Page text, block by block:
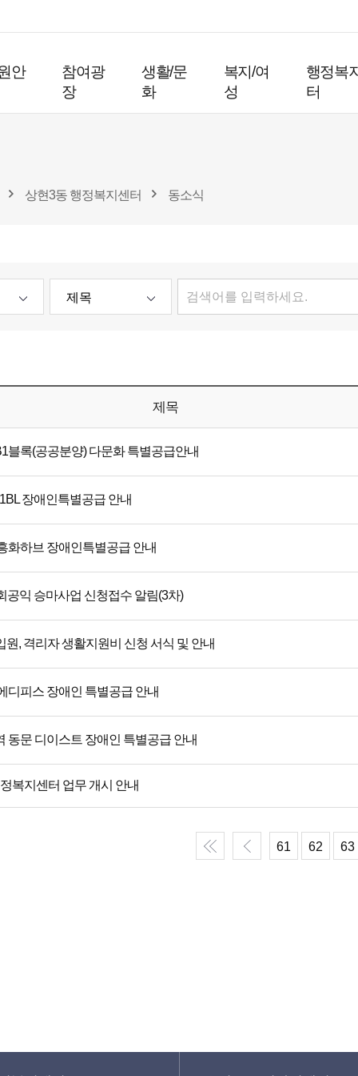
안
참여광
장
생활/문
화
복지/여
성
행정복
터
상현3동 행정복지센터 동소식
제목
블록(공공분양) 다문화 특별공급안내
장애인특별공급 안내
화하브 장애인특별공급 안내
공익 승마사업 신청접수 알림(3차)
원, 격리자 생활지원비 신청 서식 및 안내
디피스 장애인 특별공급 안내
동문 디이스트 장애인 특별공급 안내
복지센터 업무 개시 안내
61 62 63